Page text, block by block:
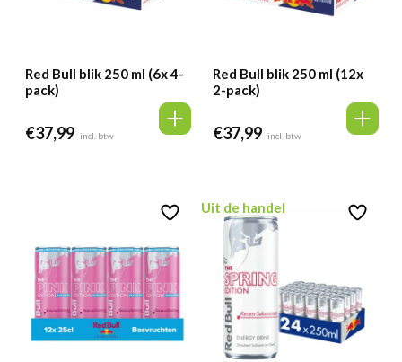
Red Bull blik 250 ml (6x 4-
pack)
€37,99 incl. btw
Red Bull blik 250 ml (12x
2-pack)
€37,99 incl. btw
Uit de handel